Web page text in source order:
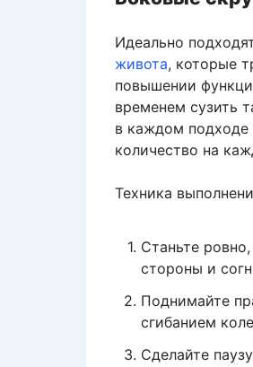
Идеально
живота, которые
повышении
временем сузить
в каждом подходе
количество на
Техника
Станьте
стороны и
Поднимайте
сгибанием
Сделайте